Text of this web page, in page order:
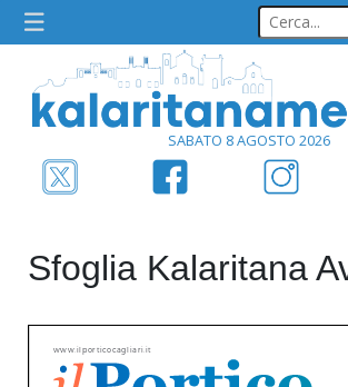
SABATO 8 AGOSTO 2026
Sfoglia Kalaritana